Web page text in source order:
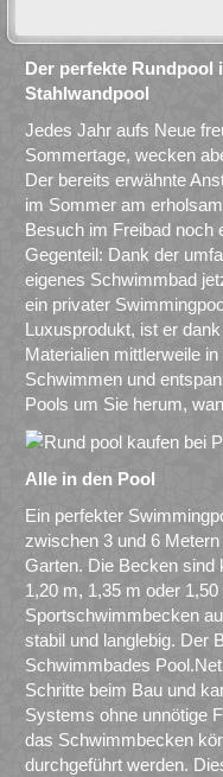
Der perfekte Rundpool
Stahlwandpool
Jedes Jahr aufs Neue
Sommertage, wecken
Der bereits erwähnte
im Sommer am
Besuch im Freibad noch
Gegenteil: Dank der
eigenes Schwimmbad
ein privater
Luxusprodukt, ist er
Materialien mittlerweile
Schwimmen und
Pools um Sie herum,
Alle in den Pool
Ein perfekter
zwischen 3 und 6
Garten. Die Becken sind
1,20 m, 1,35 m oder
Sportschwimmbecken
stabil und langlebig. Der
Schwimmbades
Schritte beim Bau und
Systems ohne unnötige
das Schwimmbecken
durchgeführt werden.